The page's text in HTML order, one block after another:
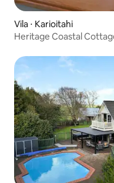
Vila ⋅ Karioitahi
Heritage Coastal